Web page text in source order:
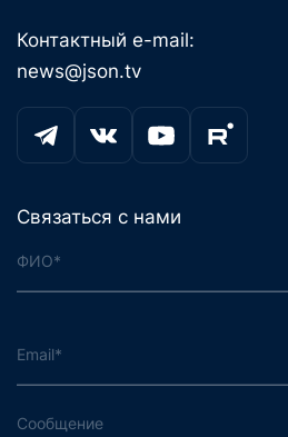
Контактный e-mail:
news@json.tv
Связаться с нами